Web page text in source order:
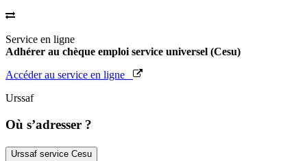
Service en ligne
Adhérer au chèque emploi service universel (Cesu)
Accéder au service en ligne
Urssaf
Où s’adresser ?
Urssaf service Cesu